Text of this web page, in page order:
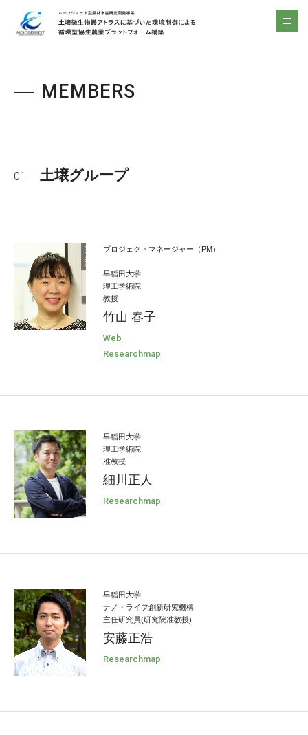
MEMBERS
01 土壌グループ
プロジェクトマネージャー（PM）
早稲田大学
理工学術院
教授
竹山 春子
Web
Researchmap
早稲田大学
理工学術院
准教授
細川正人
Researchmap
早稲田大学
ナノ・ライフ創新研究機構
主任研究員(研究院准教授)
安藤正浩
Researchmap